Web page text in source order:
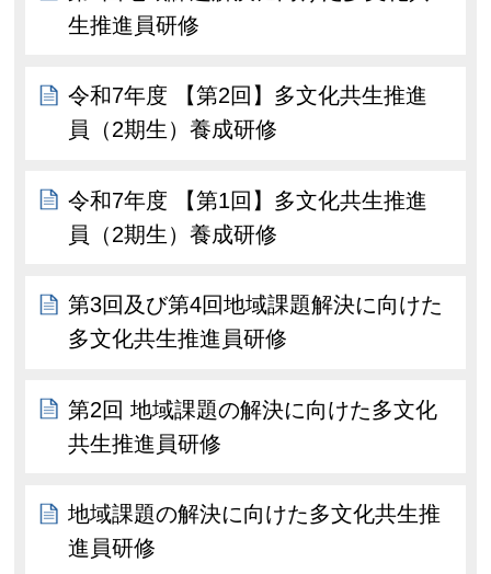
生推進員研修
令和7年度 【第2回】多文化共生推進
員（2期生）養成研修
令和7年度 【第1回】多文化共生推進
員（2期生）養成研修
第3回及び第4回地域課題解決に向けた
多文化共生推進員研修
第2回 地域課題の解決に向けた多文化
共生推進員研修
地域課題の解決に向けた多文化共生推
進員研修